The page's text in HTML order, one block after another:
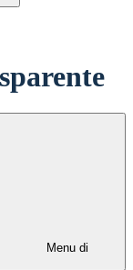
Menu di